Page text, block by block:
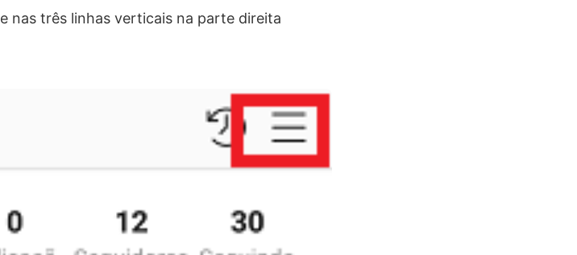
nas três linhas verticais na parte direita